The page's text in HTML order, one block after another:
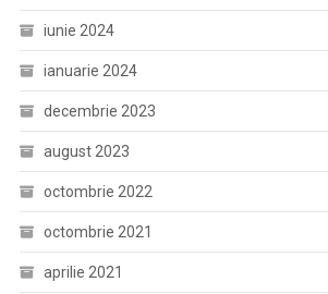
iunie 2024
ianuarie 2024
decembrie 2023
august 2023
octombrie 2022
octombrie 2021
aprilie 2021